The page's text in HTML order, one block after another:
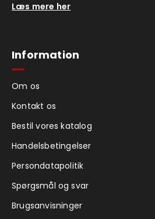
Læs mere her
Information
Om os
Kontakt os
Bestil vores katalog
Handelsbetingelser
Persondatapolitik
Spørgsmål og svar
Brugsanvisninger